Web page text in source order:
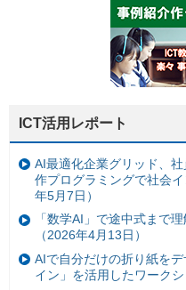
ICT活用レポート
AI最適化企業グリッド、
作プログラミングで社会
年5月7日）
「数学AI」で途中式まで
（2026年4月13日）
AIで自分だけの折り紙を
イン」を活用したワーク